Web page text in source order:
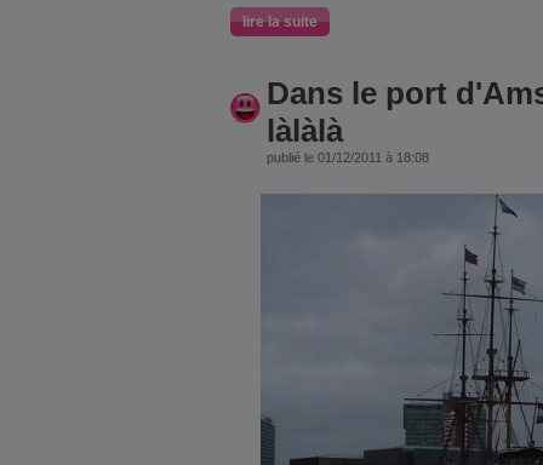
lire la suite
Dans le port
làlàlà
publié le 01/12/2011 à 18:08